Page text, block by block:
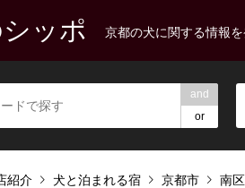
ッポ 京都の犬に関する情報を
and
or
紹介 犬と泊まれる宿 京都市 南区